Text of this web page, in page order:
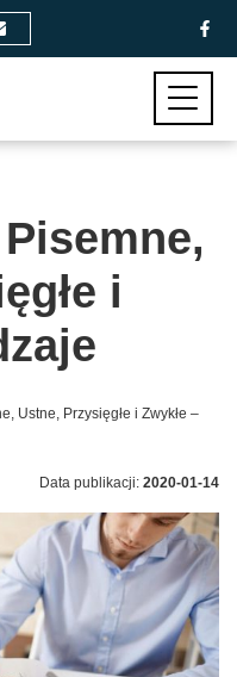
i
Ustne, Przysięgłe i Zwykłe –
Data publikacji: 2020-01-14